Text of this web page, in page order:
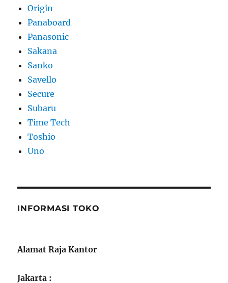
Origin
Panaboard
Panasonic
Sakana
Sanko
Savello
Secure
Subaru
Time Tech
Toshio
Uno
INFORMASI TOKO
Alamat Raja Kantor
Jakarta :